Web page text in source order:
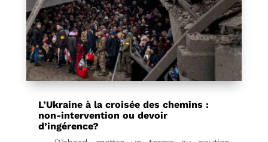
L’Ukraine à la croisée des chemins :
non-intervention ou devoir
d’ingérence?